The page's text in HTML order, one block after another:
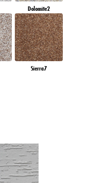
Dolomite2
Sierra7